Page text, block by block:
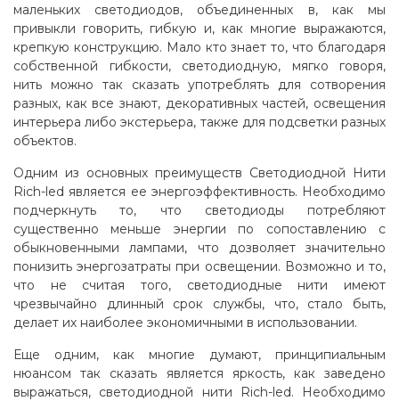
маленьких светодиодов, объединенных в, как мы
привыкли говорить, гибкую и, как многие выражаются,
крепкую конструкцию. Мало кто знает то, что благодаря
собственной гибкости, светодиодную, мягко говоря,
нить можно так сказать употреблять для сотворения
разных, как все знают, декоративных частей, освещения
интерьера либо экстерьера, также для подсветки разных
объектов.
Одним из основных преимуществ Светодиодной Нити
Rich-led является ее энергоэффективность. Необходимо
подчеркнуть то, что светодиоды потребляют
существенно меньше энергии по сопоставлению с
обыкновенными лампами, что дозволяет значительно
понизить энергозатраты при освещении. Возможно и то,
что не считая того, светодиодные нити имеют
чрезвычайно длинный срок службы, что, стало быть,
делает их наиболее экономичными в использовании.
Еще одним, как многие думают, принципиальным
нюансом так сказать является яркость, как заведено
выражаться, светодиодной нити Rich-led. Необходимо